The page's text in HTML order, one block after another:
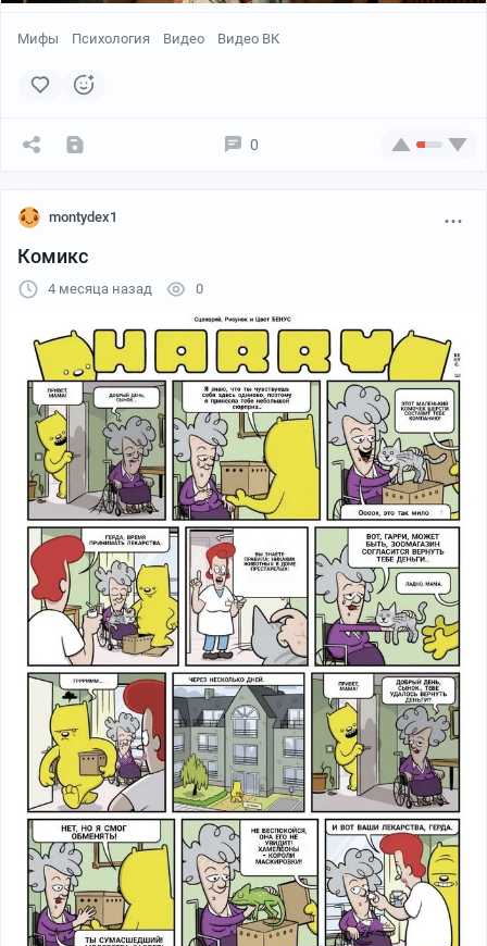
Мифы Психология Видео Видео ВК
0
montydex1
Комикс
4 месяца назад 0